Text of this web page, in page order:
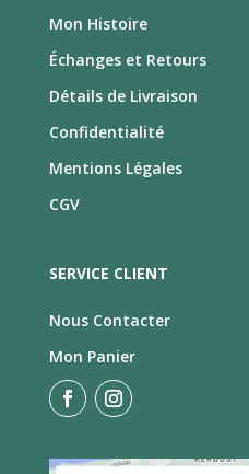
Mon Histoire
Échanges et Retours
Détails de Livraison
Confidentialité
Mentions Légales
CGV
SERVICE CLIENT
Nous Contacter
Mon Panier